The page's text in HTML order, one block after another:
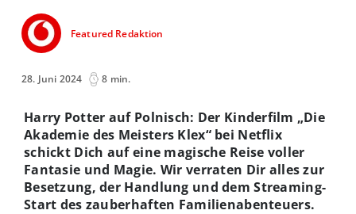
Featured Redaktion
28. Juni 2024 8 min.
Harry Potter auf Polnisch: Der Kinderfilm „Die
Akademie des Meisters Klex“ bei Netflix
schickt Dich auf eine magische Reise voller
Fantasie und Magie. Wir verraten Dir alles zur
Besetzung, der Handlung und dem Streaming-
Start des zauberhaften Familienabenteuers.